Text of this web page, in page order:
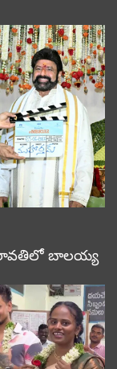
బాలయ్య